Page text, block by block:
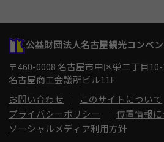
公益財団法人名古屋観光コンベ
〒460-0008 名古屋市中区栄二丁目
名古屋商工会議所ビル11F
お問い合わせ
このサイトについて
プライバシーポリシー
位置情報
ソーシャルメディア利用方針